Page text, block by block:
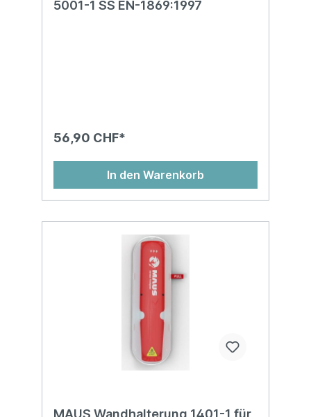
5001-1 SS EN-1869:1997
56,90 CHF*
In den Warenkorb
MAUS Wandhalterung 1401-1 für